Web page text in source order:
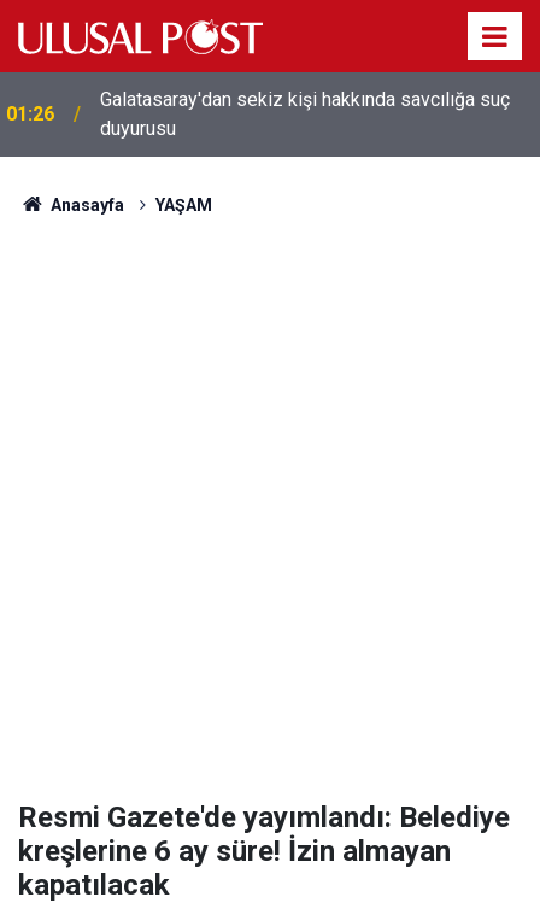
01:26
Galatasaray'dan sekiz kişi hakkında savcılığa suç
duyurusu
Anasayfa YAŞAM
Resmi Gazete'de yayımlandı: Belediye
kreşlerine 6 ay süre! İzin almayan
kapatılacak